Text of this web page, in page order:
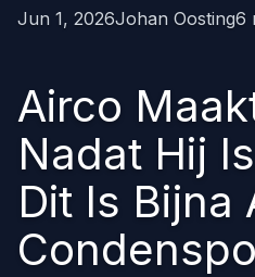
Jun 1, 2026Johan Oosting6
Airco
Nadat Hij
Dit Is Bijna